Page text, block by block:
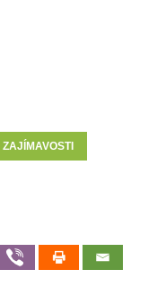
ZAJÍMAVOSTI